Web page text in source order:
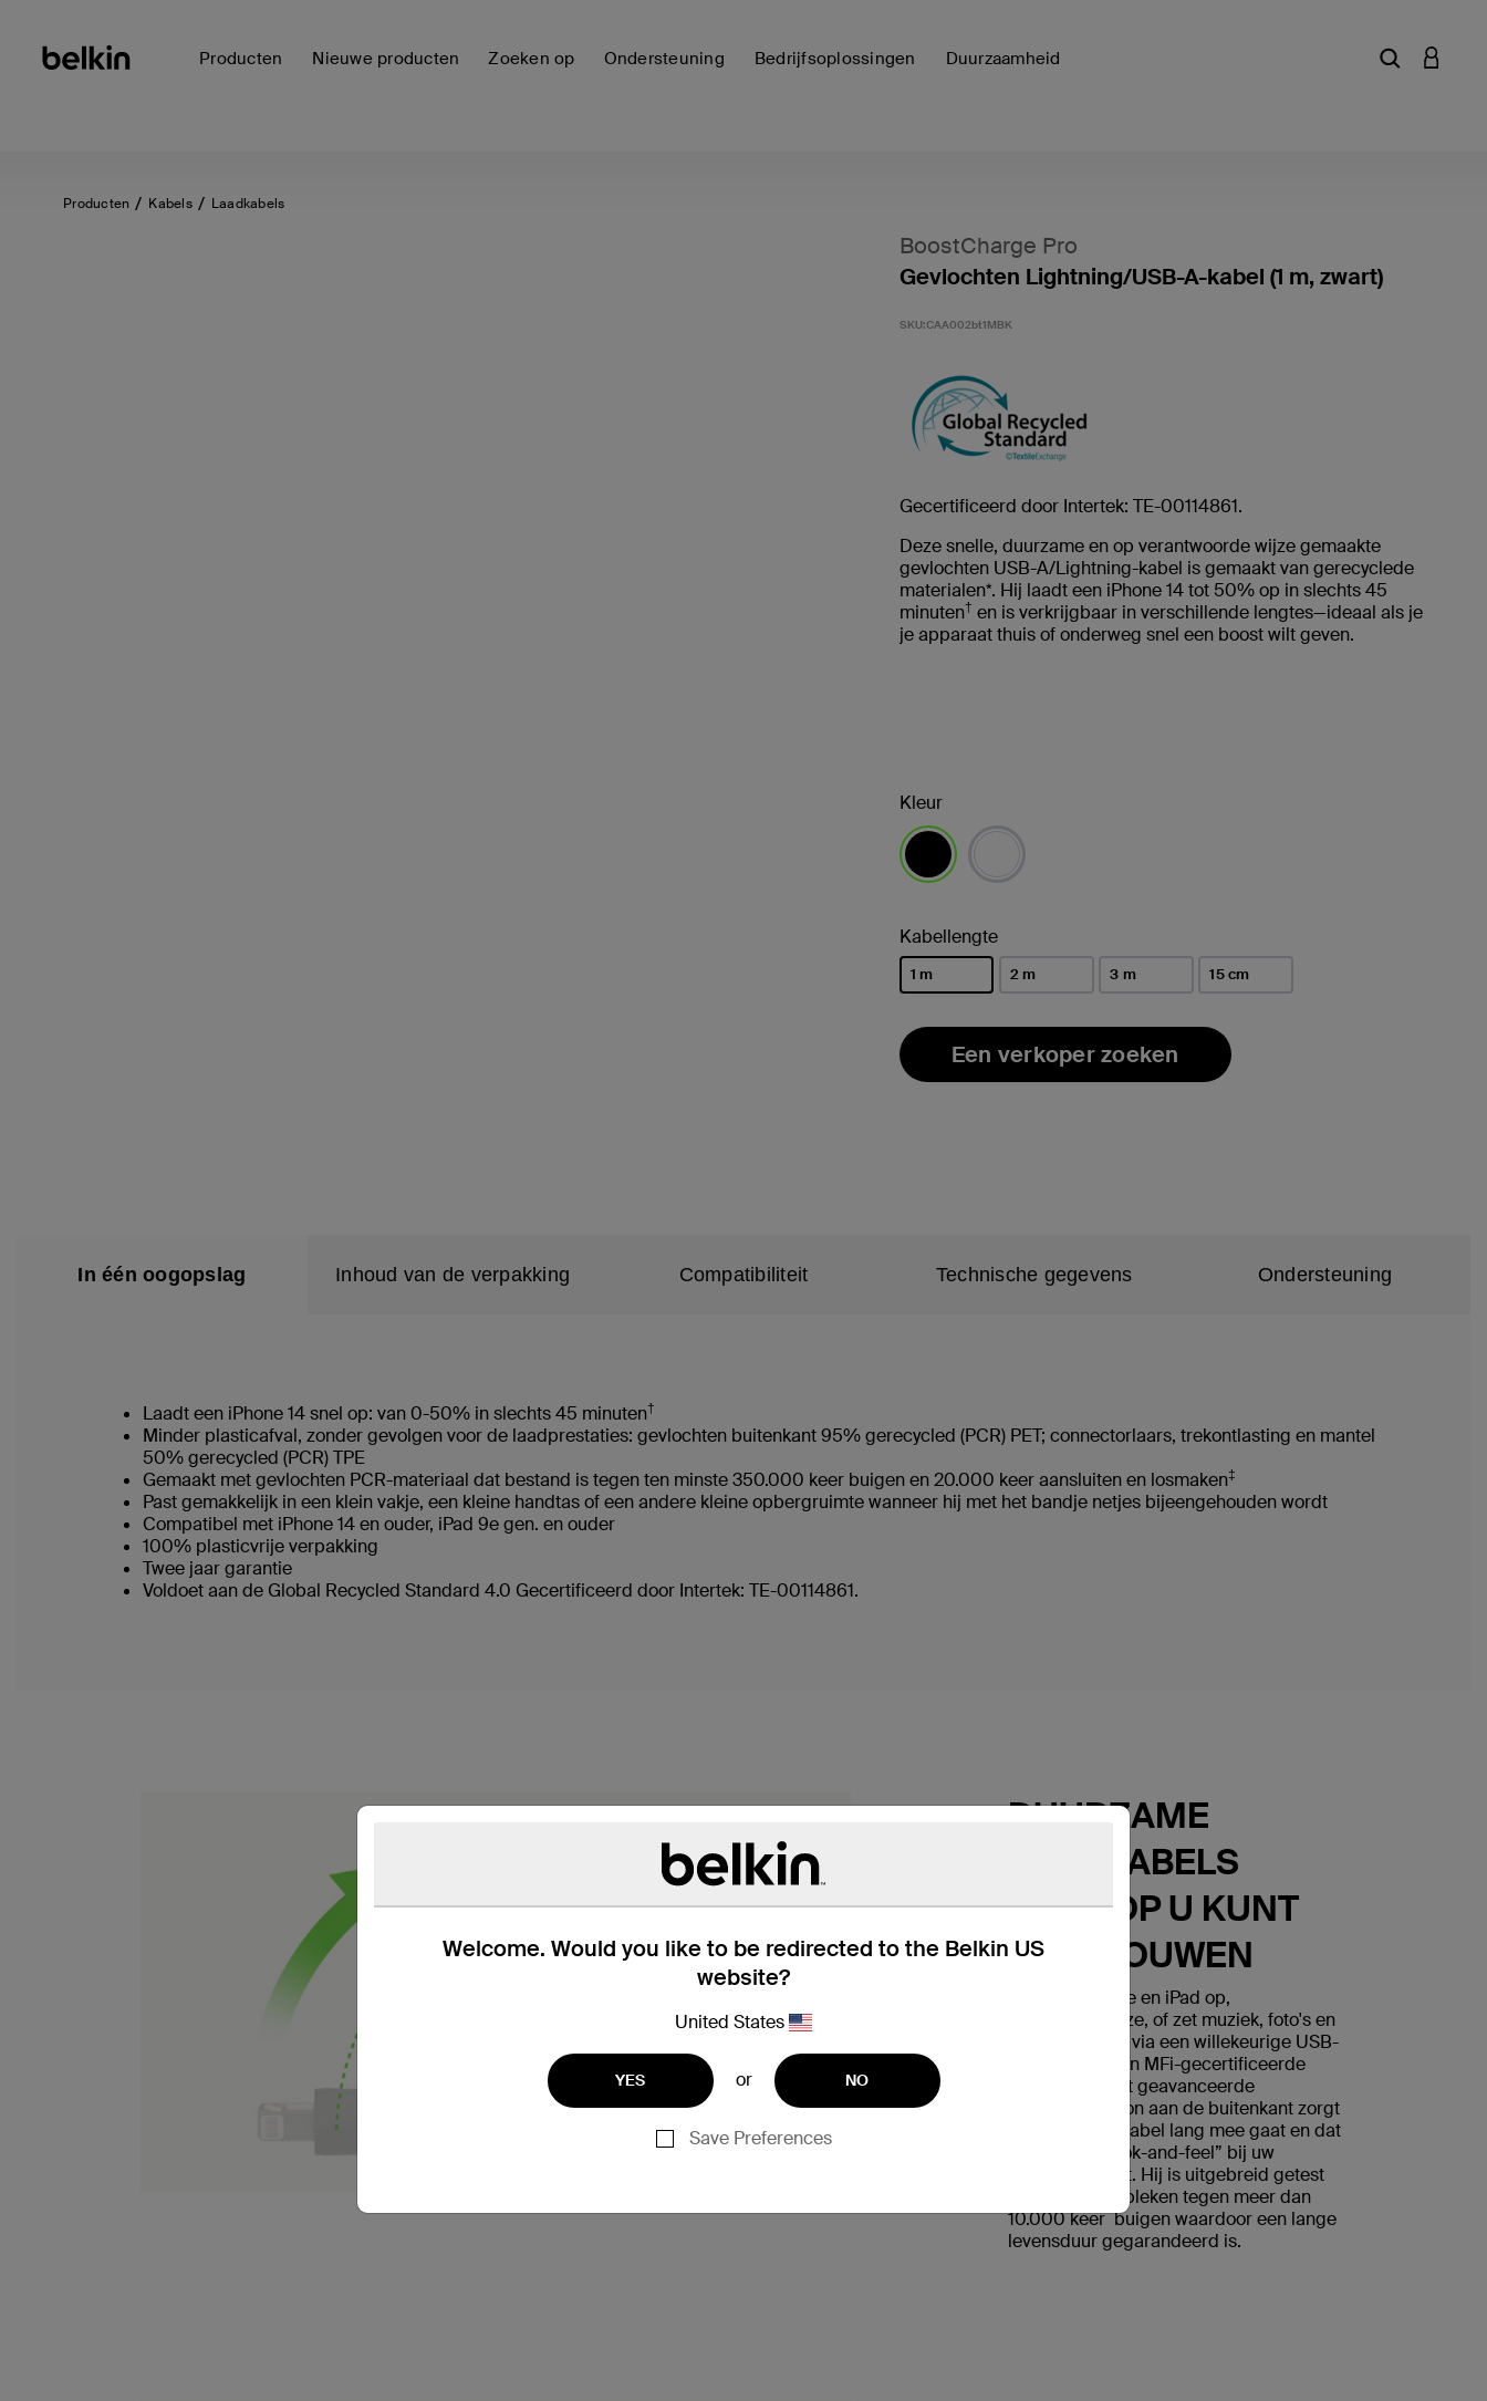
Producten Nieuwe producten Zoeken op Ondersteuning Bedrijfsoplossingen Duurzaamheid Zoekterm of
Welcome. Would you like to be redirected to the Belkin US
website?
United States
YES or NO
Save Preferences
Producten Kabels Laadkabels
BoostCharge Pro
Gevlochten Lightning/USB-A-kabel (1 m, zwart)
SKU:CAA002bt1MBK
Gecertificeerd door Intertek: TE-00114861.
Deze snelle, duurzame en op verantwoorde wijze gemaakte
gevlochten USB-A/Lightning-kabel is gemaakt van gerecyclede
materialen*. Hij laadt een iPhone 14 tot 50% op in slechts 45
minuten† en is verkrijgbaar in verschillende lengtes—ideaal als je
je apparaat thuis of onderweg snel een boost wilt geven.
Kleur
Kabellengte
1 m 2 m 3 m 15 cm
Een verkoper zoeken
In één oogopslag Inhoud van de verpakking Compatibiliteit Technische gegevens Ondersteuning
Laadt een iPhone 14 snel op: van 0-50% in slechts 45 minuten†
Minder plasticafval, zonder gevolgen voor de laadprestaties: gevlochten buitenkant 95% gerecycled (PCR) PET; connectorlaars, trekontlasting en mantel
50% gerecycled (PCR) TPE
Gemaakt met gevlochten PCR-materiaal dat bestand is tegen ten minste 350.000 keer buigen en 20.000 keer aansluiten en losmaken‡
Past gemakkelijk in een klein vakje, een kleine handtas of een andere kleine opbergruimte wanneer hij met het bandje netjes bijeengehouden wordt
Compatibel met iPhone 14 en ouder, iPad 9e gen. en ouder
100% plasticvrije verpakking
Twee jaar garantie
Voldoet aan de Global Recycled Standard 4.0 Gecertificeerd door Intertek: TE-00114861.
DUURZAME
LAADKABELS
WAAROP U KUNT
VERTROUWEN
Laad uw iPhone en iPad op,
synchroniseer ze, of zet muziek, foto's en
gegevens over via een willekeurige USB-
A-poort met een MFi-gecertificeerde
verbinding. Het geavanceerde
gevlochten nylon aan de buitenkant zorgt
ervoor dat de kabel lang mee gaat en dat
hij ook qua “look-and-feel” bij uw
apparaten past. Hij is uitgebreid getest
en bestand gebleken tegen meer dan
10.000 keer*buigen waardoor een lange
levensduur gegarandeerd is.